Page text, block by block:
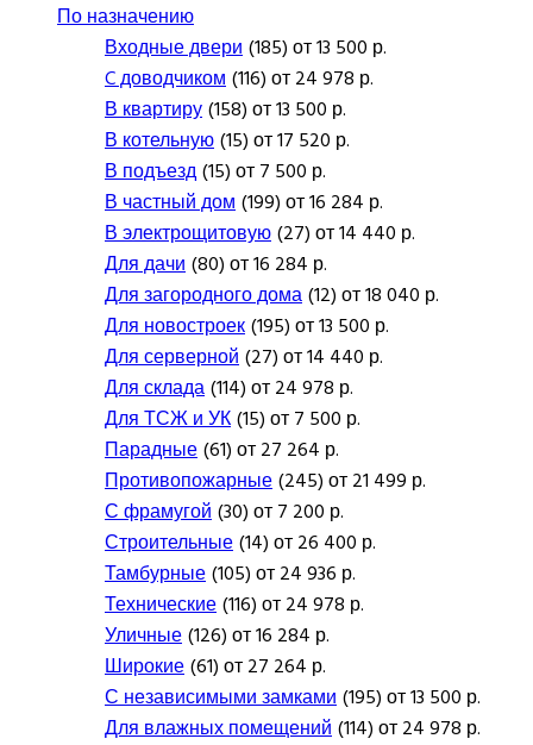
По назначению
Входные двери(185) от 13 500 р.
C доводчиком(116) от 24 978 р.
В квартиру(158) от 13 500 р.
В котельную(15) от 17 520 р.
В подъезд(15) от 7 500 р.
В частный дом(199) от 16 284 р.
В электрощитовую(27) от 14 440 р.
Для дачи(80) от 16 284 р.
Для загородного дома(12) от 18 040 р.
Для новостроек(195) от 13 500 р.
Для серверной(27) от 14 440 р.
Для склада(114) от 24 978 р.
Для ТСЖ и УК(15) от 7 500 р.
Парадные(61) от 27 264 р.
Противопожарные(245) от 21 499 р.
С фрамугой(30) от 7 200 р.
Строительные(14) от 26 400 р.
Тамбурные(105) от 24 936 р.
Технические(116) от 24 978 р.
Уличные(126) от 16 284 р.
Широкие(61) от 27 264 р.
С независимыми замками(195) от 13 500 р.
Для влажных помещений(114) от 24 978 р.